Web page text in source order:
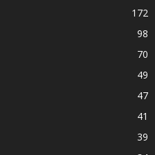
172
98
70
49
47
41
39